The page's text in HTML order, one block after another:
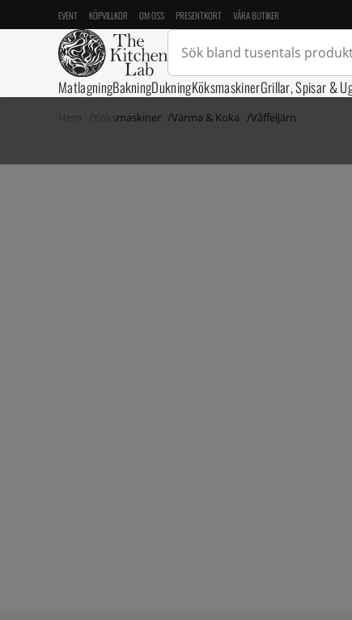
EVENT KÖPVILLKOR OM OSS PRESENTKORT VÅRA BUTIKER
MatlagningBakningDukningKöksmaskinerGrillar, Spisar &
Köksmaskiner Värma & Koka Våffeljärn